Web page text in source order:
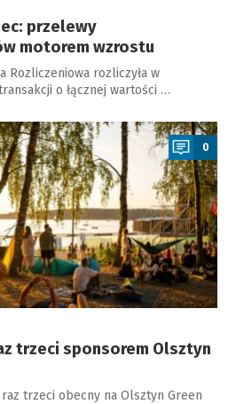
przelewy
motorem wzrostu
Rozliczeniowa rozliczyła w
o łącznej wartości …
0
trzeci sponsorem Olsztyn
trzeci obecny na Olsztyn Green